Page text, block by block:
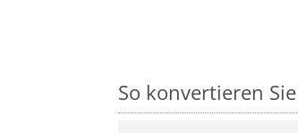
So konvertieren